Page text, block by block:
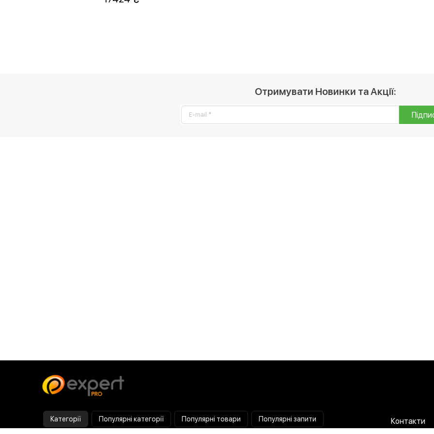
Отримувати Новинки та Акції:
Категорії Популярні категорії Популярні товари Популярні запити Контакти